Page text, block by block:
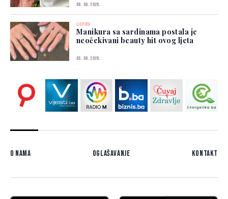
06. 08. 2026.
LJEPOTA
Manikura sa sardinama postala je
neočekivani beauty hit ovog ljeta
05. 08. 2026.
O nama Oglašavanje Kontakt